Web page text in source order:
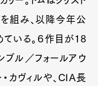
を組み、以降今年公
いる。６作目が18
ブル／フォールアウ
・カヴィルや、CIA長